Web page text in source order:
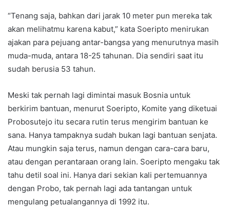
“Tenang saja, bahkan dari jarak 10 meter pun mereka tak
akan melihatmu karena kabut,” kata Soeripto menirukan
ajakan para pejuang antar-bangsa yang menurutnya masih
muda-muda, antara 18-25 tahunan. Dia sendiri saat itu
sudah berusia 53 tahun.
Meski tak pernah lagi dimintai masuk Bosnia untuk
berkirim bantuan, menurut Soeripto, Komite yang diketuai
Probosutejo itu secara rutin terus mengirim bantuan ke
sana. Hanya tampaknya sudah bukan lagi bantuan senjata.
Atau mungkin saja terus, namun dengan cara-cara baru,
atau dengan perantaraan orang lain. Soeripto mengaku tak
tahu detil soal ini. Hanya dari sekian kali pertemuannya
dengan Probo, tak pernah lagi ada tantangan untuk
mengulang petualangannya di 1992 itu.